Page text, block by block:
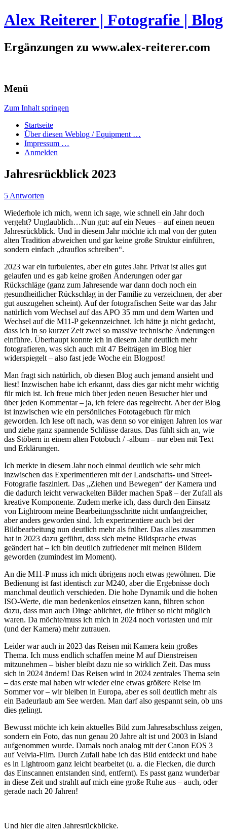
Alex Reiterer | Fotografie | Blog
Ergänzungen zu www.alex-reiterer.com
Menü
Zum Inhalt springen
Startseite
Über diesen Weblog / Equipment …
Impressum …
Anmelden
Jahresrückblick 2023
5 Antworten
Wiederhole ich mich, wenn ich sage, wie schnell ein Jahr doch
vergeht? Unglaublich…Nun gut: auf ein Neues – auf einen neuen
Jahresrückblick. Und in diesem Jahr möchte ich mal von der guten
alten Tradition abweichen und gar keine große Struktur einführen,
sondern einfach „drauflos schreiben“.
2023 war ein turbulentes, aber ein gutes Jahr. Privat ist alles gut
gelaufen und es gab keine großen Änderungen oder gar
Rückschläge (ganz zum Jahresende war dann doch noch ein
gesundheitlicher Rückschlag in der Familie zu verzeichnen, der aber
gut auszugehen scheint). Auf der fotografischen Seite war das Jahr
natürlich vom Wechsel auf das APO 35 mm und dem Warten und
Wechsel auf die M11-P gekennzeichnet. Ich hätte ja nicht gedacht,
dass ich in so kurzer Zeit zwei so massive technische Änderungen
einführe. Überhaupt konnte ich in diesem Jahr deutlich mehr
fotografieren, was sich auch mit 47 Beiträgen im Blog hier
widerspiegelt – also fast jede Woche ein Blogpost!
Man fragt sich natürlich, ob diesen Blog auch jemand ansieht und
liest! Inzwischen habe ich erkannt, dass dies gar nicht mehr wichtig
für mich ist. Ich freue mich über jeden neuen Besucher hier und
über jeden Kommentar – ja, ich feiere das regelrecht. Aber der Blog
ist inzwischen wie ein persönliches Fototagebuch für mich
geworden. Ich lese oft nach, was denn so vor einigen Jahren los war
und ziehe ganz spannende Schlüsse daraus. Das fühlt sich an, wie
das Stöbern in einem alten Fotobuch / -album – nur eben mit Text
und Erklärungen.
Ich merkte in diesem Jahr noch einmal deutlich wie sehr mich
inzwischen das Experimentieren mit der Landschafts- und Street-
Fotografie fasziniert. Das „Ziehen und Bewegen“ der Kamera und
die dadurch leicht verwackelten Bilder machen Spaß – der Zufall als
kreative Komponente. Zudem merke ich, dass durch den Einsatz
von Lightroom meine Bearbeitungsschritte nicht umfangreicher,
aber anders geworden sind. Ich experimentiere auch bei der
Bildbearbeitung nun deutlich mehr als früher. Das alles zusammen
hat in 2023 dazu geführt, dass sich meine Bildsprache etwas
geändert hat – ich bin deutlich zufriedener mit meinen Bildern
geworden (zumindest im Moment).
An die M11-P muss ich mich übrigens noch etwas gewöhnen. Die
Bedienung ist fast identisch zur M240, aber die Ergebnisse doch
manchmal deutlich verschieden. Die hohe Dynamik und die hohen
ISO-Werte, die man bedenkenlos einsetzen kann, führen schon
dazu, dass man auch Dinge ablichtet, die früher so nicht möglich
waren. Da möchte/muss ich mich in 2024 noch vortasten und mir
(und der Kamera) mehr zutrauen.
Leider war auch in 2023 das Reisen mit Kamera kein großes
Thema. Ich muss endlich schaffen meine M auf Dienstreisen
mitzunehmen – bisher bleibt dazu nie so wirklich Zeit. Das muss
sich in 2024 ändern! Das Reisen wird in 2024 zentrales Thema sein
– das erste mal haben wir wieder eine etwas größere Reise im
Sommer vor – wir bleiben in Europa, aber es soll deutlich mehr als
ein Badeurlaub am See werden. Man darf also gespannt sein, ob uns
dies gelingt.
Bewusst möchte ich kein aktuelles Bild zum Jahresabschluss zeigen,
sondern ein Foto, das nun genau 20 Jahre alt ist und 2003 in Island
aufgenommen wurde. Damals noch analog mit der Canon EOS 3
auf Velvia-Film. Durch Zufall habe ich das Bild entdeckt und habe
es in Lightroom ganz leicht bearbeitet (u. a. die Flecken, die durch
das Einscannen entstanden sind, entfernt). Es passt ganz wunderbar
in diese Zeit und strahlt auf mich eine große Ruhe aus – auch, oder
gerade nach 20 Jahren!
Und hier die alten Jahresrückblicke.